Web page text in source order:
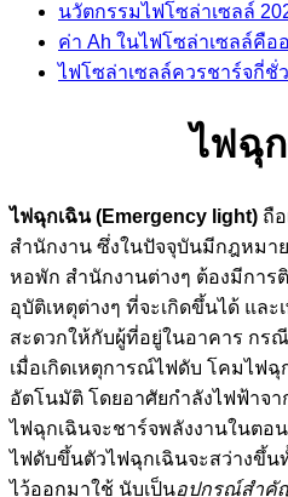
นวัตกรรมไฟโซล่าเซลล์
ค่า Ah ในไฟโซล่าเซลล์คือ
ไฟโซล่าเซลล์ควรชาร์จกี่ชั่
ไฟฉุ
ไฟฉุกเฉิน (Emergency light) ถื
สำนักงาน ซึ่งในปัจจุบันมีกฎหมา
หอพัก สำนักงานต่างๆ ต้องมีการ
อุบัติเหตุต่างๆ ที่จะเกิดขึ้นได้ และ
สะดวกให้กับผู้ที่อยู่ในอาคาร กร
เมื่อเกิดเหตุการณ์ไฟดับ โคมไฟ
อัตโนมัติ โดยอาศัยกำลังไฟฟ้าจ
ไฟฉุกเฉินจะชาร์จพลังงานในตอ
ไฟดับขึ้นตัวไฟฉุกเฉินจะสว่างขึ้น
ไว้ออกมาใช้ นับเป็นอุปกรณ์สำคั